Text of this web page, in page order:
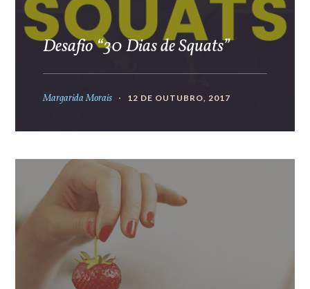
Desafio “30 Dias de Squats”
Margarida Morais 12 DE OUTUBRO, 2017